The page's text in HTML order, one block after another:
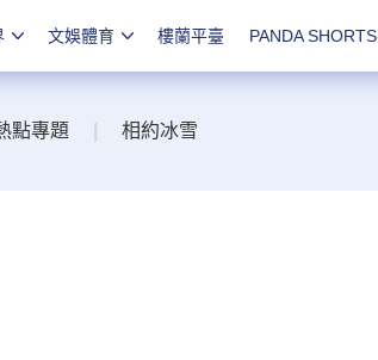
文娛體育 樓蘭平臺 PANDA SHORTS
點專題 相約冰雪